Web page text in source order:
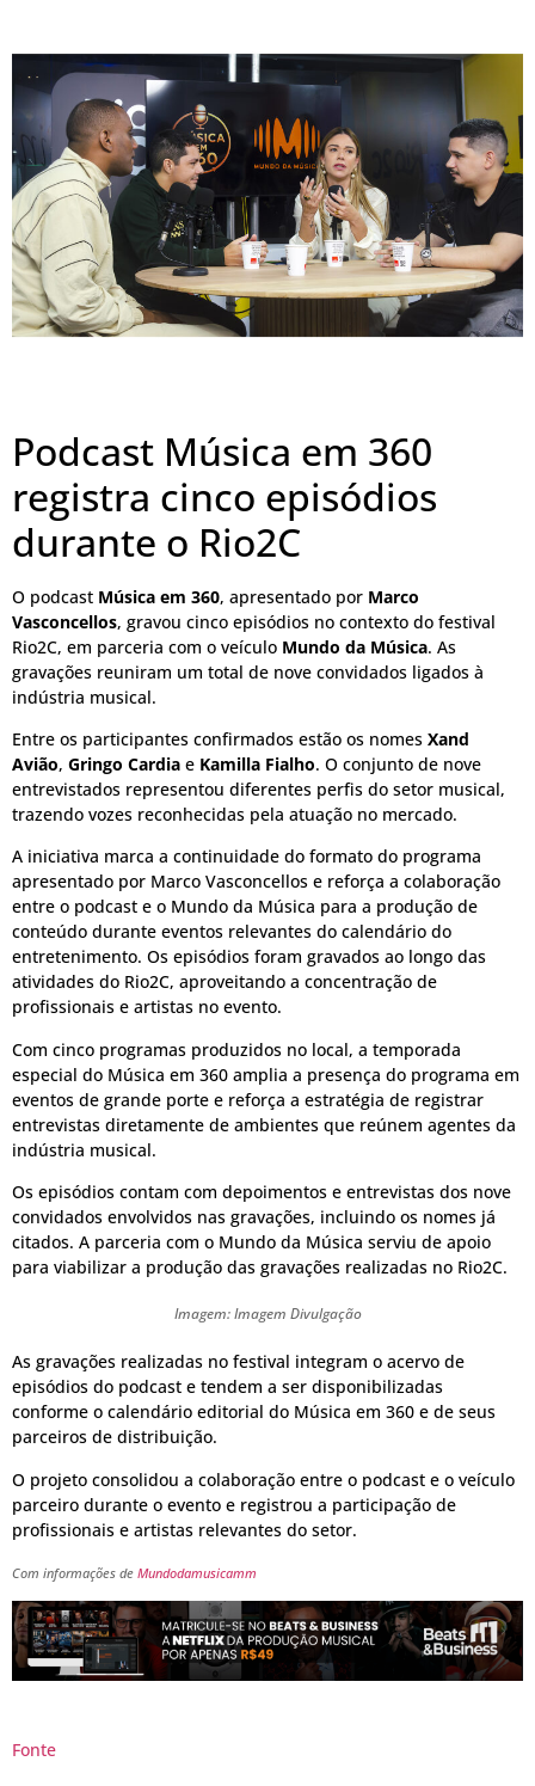
Podcast Música em 360
registra cinco episódios
durante o Rio2C
O podcast Música em 360, apresentado por Marco
Vasconcellos, gravou cinco episódios no contexto do festival
Rio2C, em parceria com o veículo Mundo da Música. As
gravações reuniram um total de nove convidados ligados à
indústria musical.
Entre os participantes confirmados estão os nomes Xand
Avião, Gringo Cardia e Kamilla Fialho. O conjunto de nove
entrevistados representou diferentes perfis do setor musical,
trazendo vozes reconhecidas pela atuação no mercado.
A iniciativa marca a continuidade do formato do programa
apresentado por Marco Vasconcellos e reforça a colaboração
entre o podcast e o Mundo da Música para a produção de
conteúdo durante eventos relevantes do calendário do
entretenimento. Os episódios foram gravados ao longo das
atividades do Rio2C, aproveitando a concentração de
profissionais e artistas no evento.
Com cinco programas produzidos no local, a temporada
especial do Música em 360 amplia a presença do programa em
eventos de grande porte e reforça a estratégia de registrar
entrevistas diretamente de ambientes que reúnem agentes da
indústria musical.
Os episódios contam com depoimentos e entrevistas dos nove
convidados envolvidos nas gravações, incluindo os nomes já
citados. A parceria com o Mundo da Música serviu de apoio
para viabilizar a produção das gravações realizadas no Rio2C.
Imagem: Imagem Divulgação
As gravações realizadas no festival integram o acervo de
episódios do podcast e tendem a ser disponibilizadas
conforme o calendário editorial do Música em 360 e de seus
parceiros de distribuição.
O projeto consolidou a colaboração entre o podcast e o veículo
parceiro durante o evento e registrou a participação de
profissionais e artistas relevantes do setor.
Com informações de Mundodamusicamm
Fonte